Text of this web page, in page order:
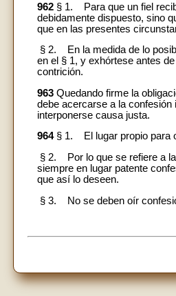
962 § 1. Para que un fiel
debidamente dispuesto, sino
que en las presentes
§ 2. En la medida de lo
en el § 1, y exhórtese antes
contrición.
963 Quedando firme la
debe acercarse a la confesión
interponerse causa justa.
964§ 1. El lugar propio para
§ 2. Por lo que se refiere a
siempre en lugar patente
que así lo deseen.
§ 3. No se deben oír